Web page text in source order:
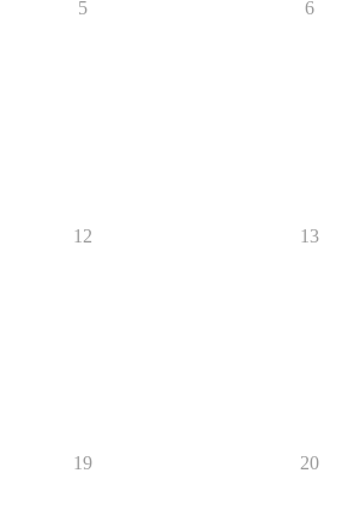
5 6
12 13
19 20